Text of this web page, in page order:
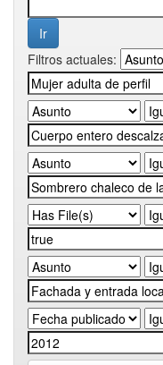
Filtros actuales: